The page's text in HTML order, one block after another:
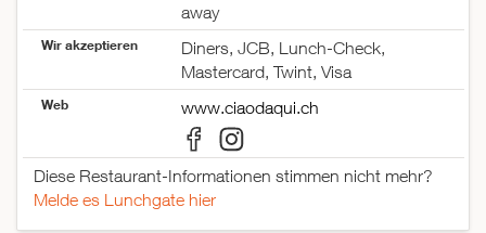
away
Wir akzeptieren
Diners, JCB, Lunch-Check,
Mastercard, Twint, Visa
Web www.ciaodaqui.ch
Diese Restaurant-Informationen stimmen nicht mehr?
Melde es Lunchgate hier